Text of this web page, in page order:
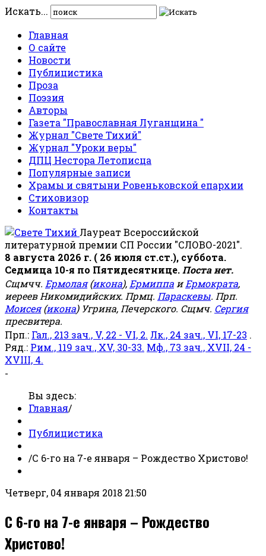
Искать...
Главная
О сайте
Новости
Публицистика
Проза
Поэзия
Авторы
Газета "Православная Луганщина "
Журнал "Свете Тихий"
Журнал "Уроки веры"
ДПЦ Нестора Летописца
Популярные записи
Храмы и святыни Ровеньковской епархии
Стиховизор
Контакты
Лауреат Всероссийской
литературной премии СП России "СЛОВО-2021".
8 августа 2026 г. ( 26 июля ст.ст.), суббота.
Седмица 10-я по Пятидесятнице. Поста нет.
Сщмчч. Ермолая(икона), Ермиппа иЕрмократа,
иереев Никомидийских. Прмц. Параскевы. Прп.
Моисея(икона) Угрина, Печерского. Сщмч. Сергия
пресвитера.
Прп.: Гал., 213 зач., V, 22 - VI, 2. Лк., 24 зач., VI, 17-23 .
Ряд.: Рим., 119 зач., XV, 30-33. Мф., 73 зач., XVII, 24 -
XVIII, 4.
-
Вы здесь:
Главная/
Публицистика
/С 6-го на 7-е января – Рождество Христово!
Четверг, 04 января 2018 21:50
С 6-го на 7-е января – Рождество
Христово!